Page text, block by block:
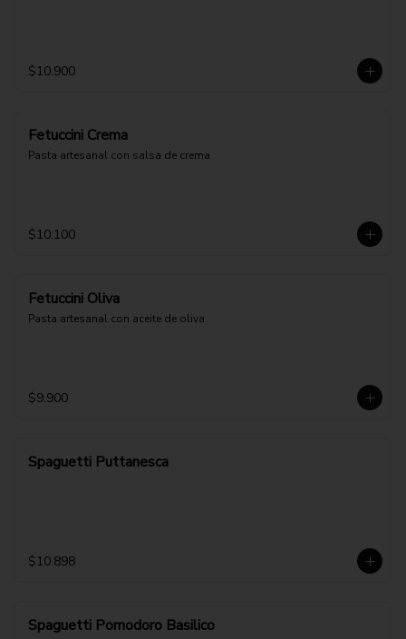
$10.900
Fetuccini Crema
Pasta artesanal con salsa de crema
$10.100
Fetuccini Oliva
Pasta artesanal con aceite de oliva
$9.900
Spaguetti Puttanesca
$10.898
Spaguetti Pomodoro Basilico